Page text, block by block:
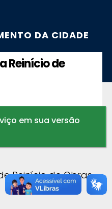
DA CIDADE
Reinício de
em sua versão
Reinício de Obras.